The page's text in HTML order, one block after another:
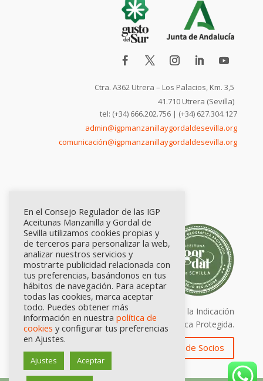
Ctra. A362 Utrera – Los Palacios, Km. 3,5
41.710 Utrera (Sevilla)
tel: (+34) 666.202.756 | (+34) 627.304.127
admin@igpmanzanillaygordaldesevilla.org
comunicación@igpmanzanillaygordaldesevilla.org
Calidad certificada por Origen. Sellos de la Indicación
Geográfica Protegida.
Zona de Socios
En el Consejo Regulador de las IGP
Aceitunas Manzanilla y Gordal de
Sevilla utilizamos cookies propias y
de terceros para personalizar la web,
analizar nuestros servicios y
mostrarte publicidad relacionada con
tus preferencias, basándonos en tus
hábitos de navegación. Para aceptar
todas las cookies, marca aceptar
todo. Puedes obtener más
información en nuestra política de
cookies y configurar tus preferencias
en Ajustes.
Ajustes Aceptar